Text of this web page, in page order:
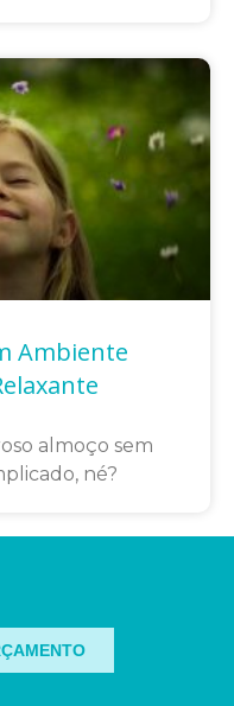
Ambiente
almoço sem
né?